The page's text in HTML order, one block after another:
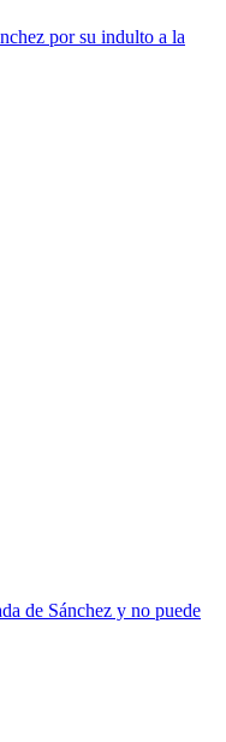
por su indulto a la
de Sánchez y no puede